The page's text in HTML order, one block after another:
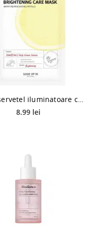
8.99 lei